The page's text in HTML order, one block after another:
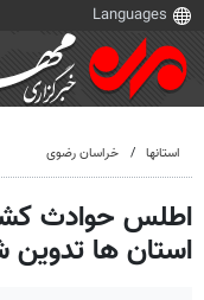
استانها خراسان رضوی
اطلس حوادث
استان ها تدوین